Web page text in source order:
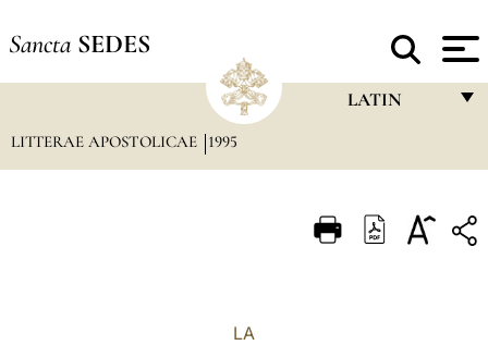
Sancta SEDES
LATIN
ITALIANO
LITTERAE APOSTOLICAE 1995
LA